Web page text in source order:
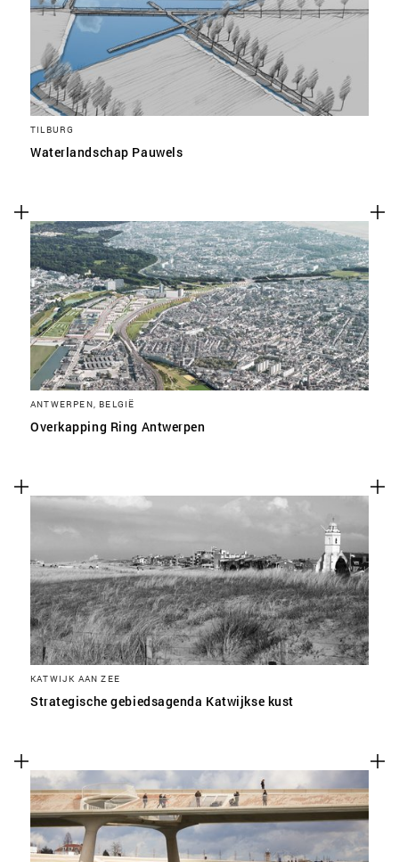
TILBURG
Waterlandschap Pauwels
ANTWERPEN, BELGIË
Overkapping Ring Antwerpen
KATWIJK AAN ZEE
Strategische gebiedsagenda Katwijkse kust